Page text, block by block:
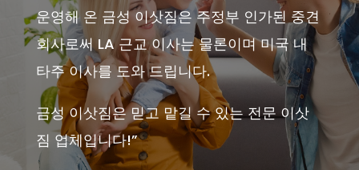
운영해 온 금성 이삿짐은 주정부 인가된 중견
회사로써 LA 근교 이사는 물론이며 미국 내
타주 이사를 도와 드립니다.
금성 이삿짐은 믿고 맡길 수 있는 전문 이삿
짐 업체입니다!”